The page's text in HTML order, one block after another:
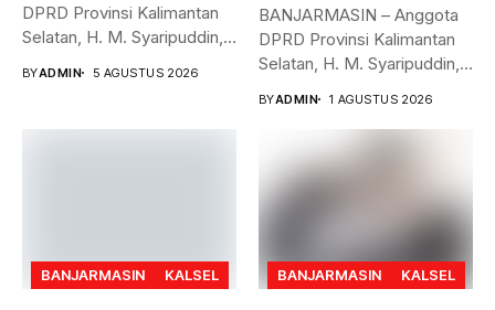
DPRD Provinsi Kalimantan
Selatan, H. M. Syaripuddin,
BYADMIN 5 AGUSTUS 2026
BANJARMASIN – Anggota
DPRD Provinsi Kalimantan
Selatan, H. M. Syaripuddin,
BYADMIN 1 AGUSTUS 2026
BANJARMASIN KALSEL BANJARMASIN KALSEL